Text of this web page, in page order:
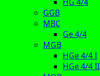
GGB
MBC
Ge 4/4
MGB
HGe 4/4 I
HGe 4/4 II